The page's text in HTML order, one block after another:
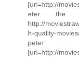
[url=http://
eter the
http://
h-quality-
[url=http://